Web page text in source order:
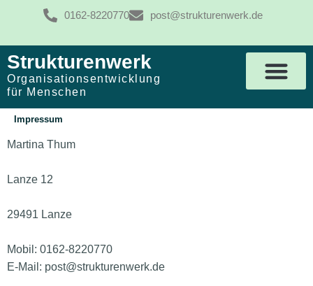
0162-8220770 post@strukturenwerk.de
Strukturenwerk
Organisationsentwicklung
für Menschen
Impressum
Martina Thum
Lanze 12
29491 Lanze
Mobil: 0162-8220770
E-Mail: post@strukturenwerk.de